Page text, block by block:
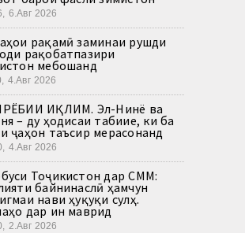
6.Авг 2026
рақамӣ заминаи рушди
рақобатпазири
мебошанд
4.Авг 2026
ИҚЛИМ. Эл-Нинё ва
– ду ҳодисаи табиие, ки ба
ҷаҳон таъсир мерасонанд
4.Авг 2026
Тоҷикистон дар СММ:
байнинаслӣ ҳамчун
нави ҳуқуқи сулҳ.
дар ин маврид
2.Авг 2026